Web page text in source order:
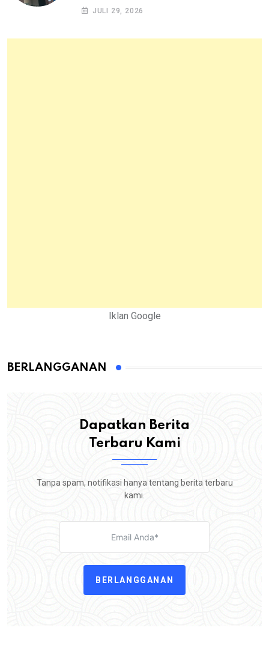
Dayeuhkolot Dikeluhkan Orang
JULI 29, 2026
Iklan Google
BERLANGGANAN
Dapatkan Berita
Terbaru Kami
Tanpa spam, notifikasi hanya tentang berita terbaru
kami.
BERLANGGANAN